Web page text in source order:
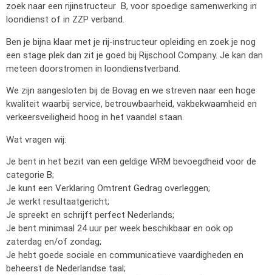
zoek naar een rijinstructeur B, voor spoedige samenwerking in
loondienst of in ZZP verband.
Ben je bijna klaar met je rij-instructeur opleiding en zoek je nog
een stage plek dan zit je goed bij Rijschool Company. Je kan dan
meteen doorstromen in loondienstverband.
We zijn aangesloten bij de Bovag en we streven naar een hoge
kwaliteit waarbij service, betrouwbaarheid, vakbekwaamheid en
verkeersveiligheid hoog in het vaandel staan.
Wat vragen wij:
Je bent in het bezit van een geldige WRM bevoegdheid voor de
categorie B;
Je kunt een Verklaring Omtrent Gedrag overleggen;
Je werkt resultaatgericht;
Je spreekt en schrijft perfect Nederlands;
Je bent minimaal 24 uur per week beschikbaar en ook op
zaterdag en/of zondag;
Je hebt goede sociale en communicatieve vaardigheden en
beheerst de Nederlandse taal;